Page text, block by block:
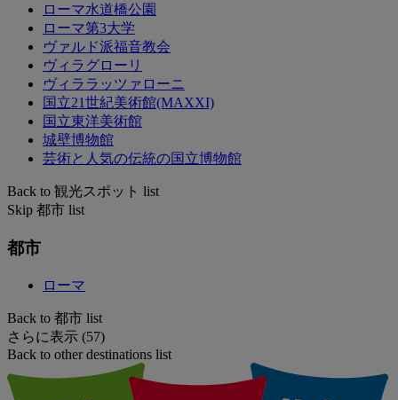
ローマ水道橋公園
ローマ第3大学
ヴァルド派福音教会
ヴィラグローリ
ヴィララッツァローニ
国立21世紀美術館(MAXXI)
国立東洋美術館
城壁博物館
芸術と人気の伝統の国立博物館
Back to 観光スポット list
Skip 都市 list
都市
ローマ
Back to 都市 list
さらに表示 (57)
Back to other destinations list